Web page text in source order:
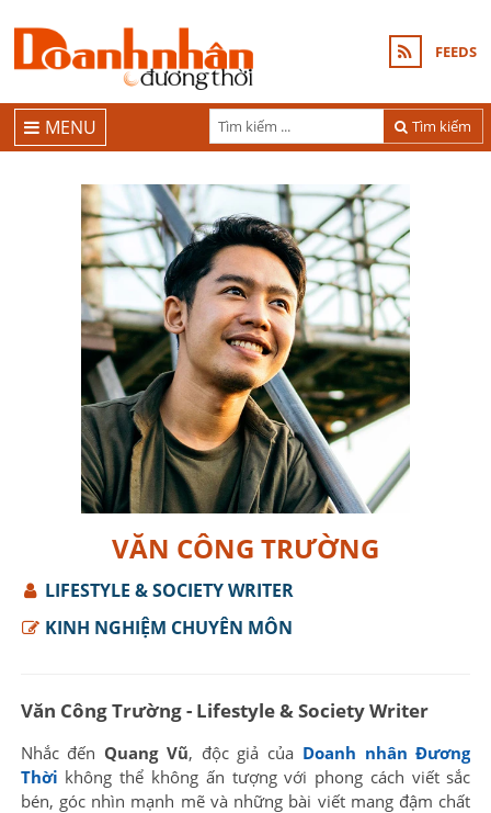
FEEDS
Tìm kiếm
MENU
VĂN CÔNG TRƯỜNG
LIFESTYLE & SOCIETY WRITER
KINH NGHIỆM CHUYÊN MÔN
Văn Công Trường - Lifestyle & Society Writer
Nhắc đến Quang Vũ, độc giả của Doanh nhân Đương
Thời không thể không ấn tượng với phong cách viết sắc
bén, góc nhìn mạnh mẽ và những bài viết mang đậm chất